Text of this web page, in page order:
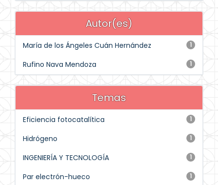
Autor(es)
1
María de los Ángeles Cuán Hernández
1
Rufino Nava Mendoza
Temas
1
Eficiencia fotocatalítica
1
Hidrógeno
1
INGENIERÍA Y TECNOLOGÍA
1
Par electrón-hueco